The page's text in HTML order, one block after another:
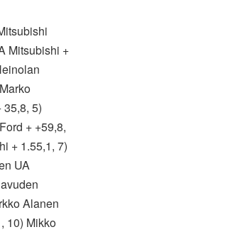
Mitsubishi +
5)
+ +59,8,
+ 1.55,1, 7)
UA
Alanen
10) Mikko